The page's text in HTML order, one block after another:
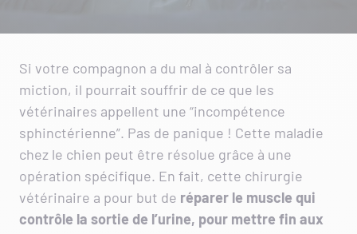
Si votre compagnon a du mal à contrôler sa
miction, il pourrait souffrir de ce que les
vétérinaires appellent une “incompétence
sphinctérienne”. Pas de panique ! Cette maladie
chez le chien peut être résolue grâce à une
opération spécifique. En fait, cette chirurgie
vétérinaire a pour but de réparer le muscle qui
contrôle la sortie de l’urine, pour mettre fin aux